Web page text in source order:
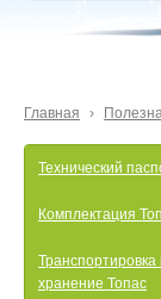
Главная ›
Технический
Комплектация
Транспортировка
хранение Топас